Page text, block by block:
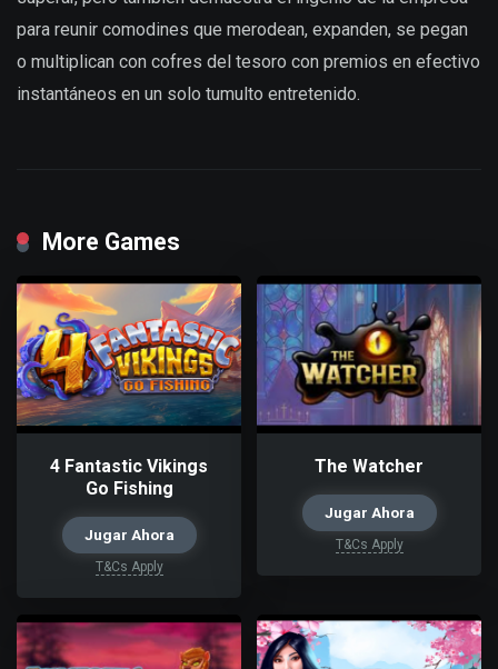
para reunir comodines que merodean, expanden, se pegan
o multiplican con cofres del tesoro con premios en efectivo
instantáneos en un solo tumulto entretenido.
More Games
4 Fantastic Vikings
Go Fishing
Jugar Ahora
T&Cs Apply
The Watcher
Jugar Ahora
T&Cs Apply